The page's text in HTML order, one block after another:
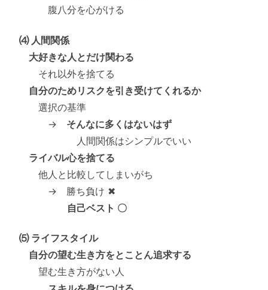
腹八分を心がける
⑷ 人間関係
大好きな人とだけ関わる
それ以外を捨てる
自分のためリスクを引き受けてくれるか
選択の基準
→ そんなに多くはないはず
人間関係はシンプルでいい
ライバル心を捨てる
他人と比較してしまいがち
→ 勝ち負け ✖
自己ベスト 〇
⑸ ライフスタイル
自分の望む生き方をとことん追求する
望む生き方がない人